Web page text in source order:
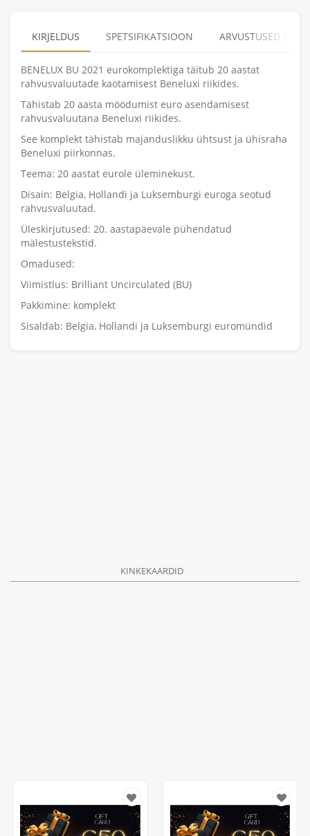
KIRJELDUS SPETSIFIKATSIOON ARVUSTUSED (0)
BENELUX BU 2021 eurokomplektiga täitub 20 aastat
rahvusvaluutade kaotamisest Beneluxi riikides.
Tähistab 20 aasta möödumist euro asendamisest
rahvusvaluutana Beneluxi riikides.
See komplekt tähistab majanduslikku ühtsust ja ühisraha
Beneluxi piirkonnas.
Teema: 20 aastat eurole üleminekust.
Disain: Belgia, Hollandi ja Luksemburgi euroga seotud
rahvusvaluutad.
Üleskirjutused: 20. aastapäevale pühendatud
mälestustekstid.
Omadused:
Viimistlus: Brilliant Uncirculated (BU)
Pakkimine: komplekt
Sisaldab: Belgia, Hollandi ja Luksemburgi euromündid
KINKEKAARDID